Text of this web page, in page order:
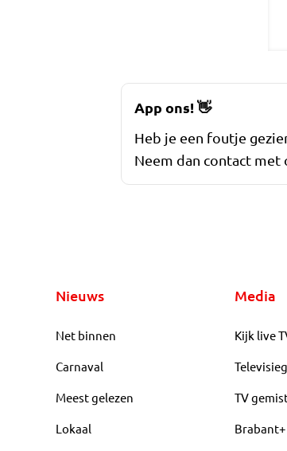
App ons!👋
Heb je een foutje
Neem dan contact met
Nieuws
Net binnen
Carnaval
Meest gelezen
Lokaal
Media
Kijk live
TV
Brabant+